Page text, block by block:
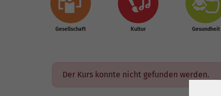
Gesellschaft Kultur Gesundheit
Der Kurs konnte nicht gefunden werden.